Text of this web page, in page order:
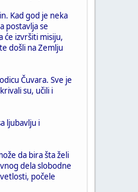
Kad god je neka
postavlja se
će izvršiti misiju,
došli na Zemlju
Čuvara. Sve je
su, učili i
ljubavlju i
da bira šta želi
dela slobodne
počele